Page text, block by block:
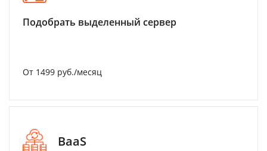
Подобрать выделенный сервер
От 1499 руб./месяц
BaaS